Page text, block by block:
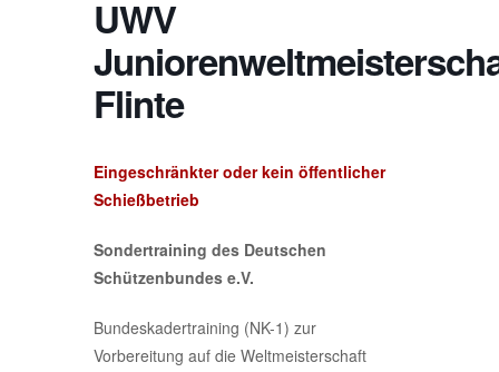
UWV
Flinte
Eingeschränkter oder kein öffentlicher
Schießbetrieb
Sondertraining des Deutschen
Schützenbundes e.V.
Bundeskadertraining (NK-1) zur
Vorbereitung auf die Weltmeisterschaft